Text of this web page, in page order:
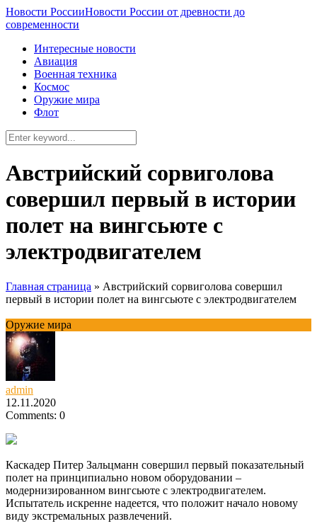
Новости РоссииНовости России от древности до
современности
Интересные новости
Авиация
Военная техника
Космос
Оружие мира
Флот
Австрийский сорвиголова
совершил первый в истории
полет на вингсьюте с
электродвигателем
Главная страница » Австрийский сорвиголова совершил
первый в истории полет на вингсьюте с электродвигателем
Оружие мира
admin
12.11.2020
Comments: 0
Каскадер Питер Зальцманн совершил первый показательный
полет на принципиально новом оборудовании –
модернизированном вингсьюте с электродвигателем.
Испытатель искренне надеется, что положит начало новому
виду экстремальных развлечений.